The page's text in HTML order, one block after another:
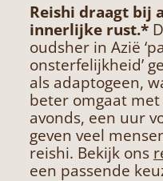
Reishi draagt bij
innerlijke rust.*
oudsher in Azië
onsterfelijkheid’
als adaptogeen,
beter omgaat met
avonds, een uur
geven veel
reishi. Bekijk ons
een passende